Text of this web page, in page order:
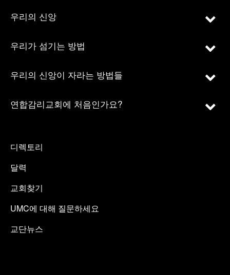
우리의 신앙
우리가 섬기는 방법
우리의 신앙이 자라는 방법들
연합감리교회에 처음인가요?
디렉토리
달력
교회찾기
UMC에 대해 질문하세요
교단뉴스